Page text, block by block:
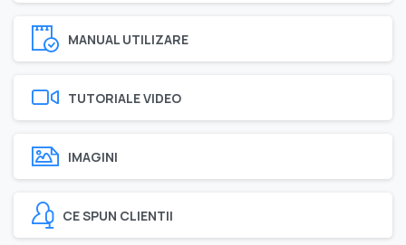
MANUAL UTILIZARE
TUTORIALE VIDEO
IMAGINI
CE SPUN CLIENTII